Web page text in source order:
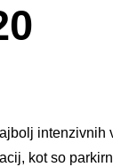
intenzivnih
kot so